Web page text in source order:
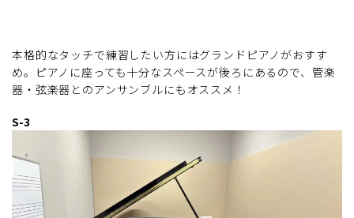
本格的なタッチで練習したい方にはグランドピアノがおすす
め。ピアノに座っても十分なスペースが後ろにあるので、管楽
器・弦楽器とのアンサンブルにもオススメ！
S-3